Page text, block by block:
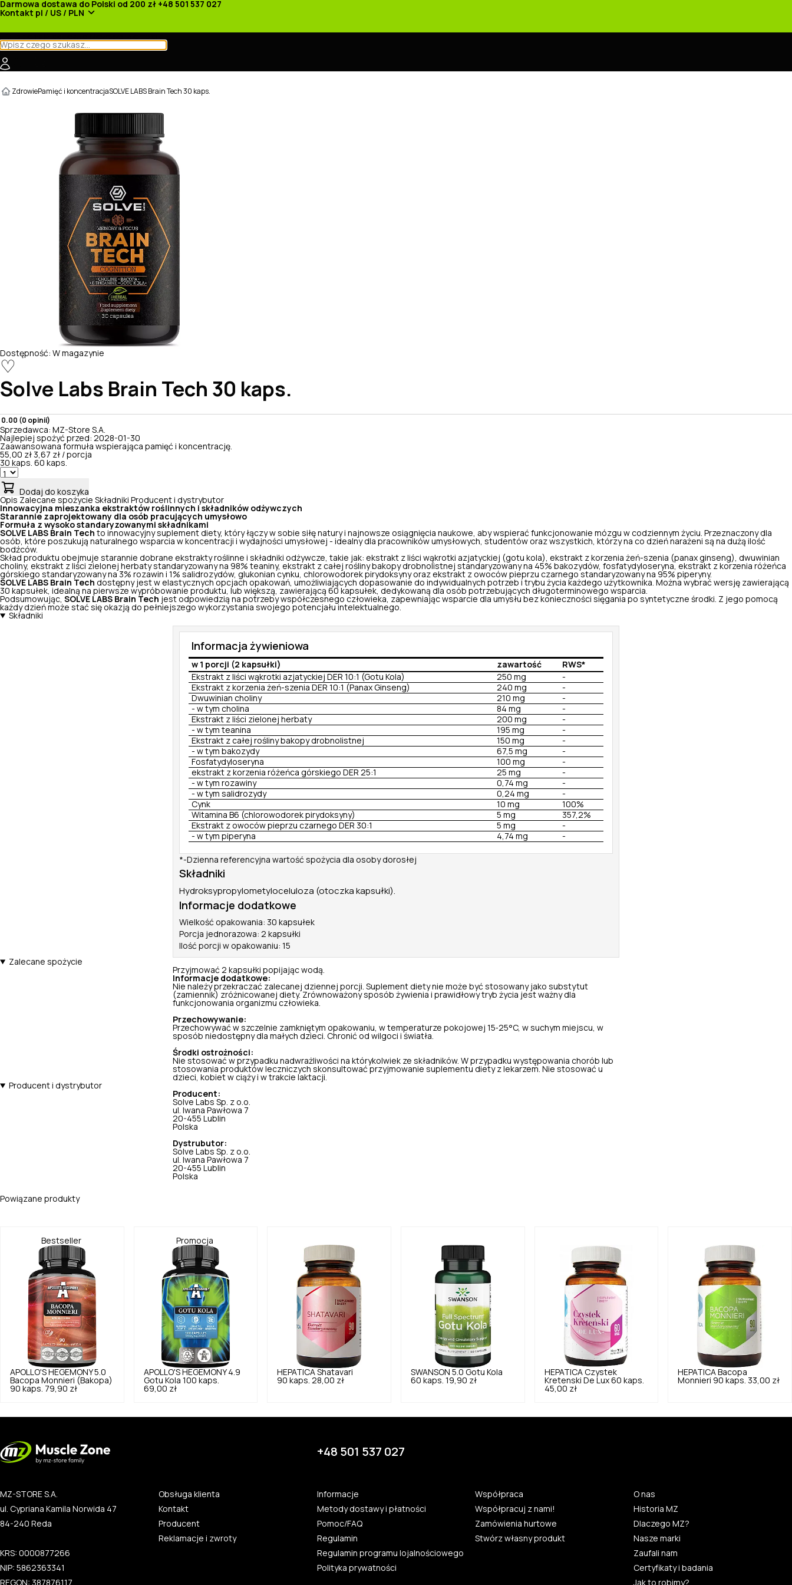
Darmowa dostawa do Polski od 200 zł +48 501 537 027
Kontakt pl / US / PLN
ZdrowiePamięć i koncentracjaSOLVE LABS Brain Tech 30 kaps.
Dostępność: W magazynie
♡
Solve Labs Brain Tech 30 kaps.
0.00 (0 opinii)
Sprzedawca: MZ-Store S.A.
Najlepiej spożyć przed: 2028-01-30
Zaawansowana formuła wspierająca pamięć i koncentrację.
55,00 zł 3,67 zł / porcja
30 kaps. 60 kaps.
Dodaj do koszyka
Opis Zalecane spożycie Składniki Producent i dystrybutor
Innowacyjna mieszanka ekstraktów roślinnych i składników odżywczych
Starannie zaprojektowany dla osób pracujących umysłowo
Formuła z wysoko standaryzowanymi składnikami
SOLVE LABS Brain Tech to innowacyjny suplement diety, który łączy w sobie siłę natury i najnowsze osiągnięcia naukowe, aby wspierać funkcjonowanie mózgu w codziennym życiu. Przeznaczony dla
osób, które poszukują naturalnego wsparcia w koncentracji i wydajności umysłowej - idealny dla pracowników umysłowych, studentów oraz wszystkich, którzy na co dzień narażeni są na dużą ilość
bodźców.
Skład produktu obejmuje starannie dobrane ekstrakty roślinne i składniki odżywcze, takie jak: ekstrakt z liści wąkrotki azjatyckiej (gotu kola), ekstrakt z korzenia żeń-szenia (panax ginseng), dwuwinian
choliny, ekstrakt z liści zielonej herbaty standaryzowany na 98% teaniny, ekstrakt z całej rośliny bakopy drobnolistnej standaryzowany na 45% bakozydów, fosfatydyloseryna, ekstrakt z korzenia różeńca
górskiego standaryzowany na 3% rozawin i 1% salidrozydów, glukonian cynku, chlorowodorek pirydoksyny oraz ekstrakt z owoców pieprzu czarnego standaryzowany na 95% piperyny.
SOLVE LABS Brain Tech dostępny jest w elastycznych opcjach opakowań, umożliwiających dopasowanie do indywidualnych potrzeb i trybu życia każdego użytkownika. Można wybrać wersję zawierającą
30 kapsułek, idealną na pierwsze wypróbowanie produktu, lub większą, zawierającą 60 kapsułek, dedykowaną dla osób potrzebujących długoterminowego wsparcia.
Podsumowując, SOLVE LABS Brain Tech jest odpowiedzią na potrzeby współczesnego człowieka, zapewniając wsparcie dla umysłu bez konieczności sięgania po syntetyczne środki. Z jego pomocą
każdy dzień może stać się okazją do pełniejszego wykorzystania swojego potencjału intelektualnego.
Składniki
Informacja żywieniowa
w 1 porcji (2 kapsułki) zawartość
RWS*
Ekstrakt z liści wąkrotki azjatyckiej DER 10:1 (Gotu Kola)
250 mg
-
Ekstrakt z korzenia żeń-szenia DER 10:1 (Panax Ginseng)
240 mg
-
Dwuwinian choliny
210 mg
-
- w tym cholina
84 mg
-
Ekstrakt z liści zielonej herbaty
200 mg
-
- w tym teanina
195 mg
-
Ekstrakt z całej rośliny bakopy drobnolistnej
150 mg
-
- w tym bakozydy
67,5 mg
-
Fosfatydyloseryna
100 mg
-
ekstrakt z korzenia różeńca górskiego DER 25:1
25 mg
-
- w tym rozawiny
0,74 mg
-
- w tym salidrozydy
0,24 mg
-
Cynk
10 mg
100%
Witamina B6 (chlorowodorek pirydoksyny)
5 mg
357,2%
Ekstrakt z owoców pieprzu czarnego DER 30:1
5 mg
-
- w tym piperyna
4,74 mg -
*-Dzienna referencyjna wartość spożycia dla osoby dorosłej
Składniki
Hydroksypropylometyloceluloza (otoczka kapsułki).
Informacje dodatkowe
Wielkość opakowania: 30 kapsułek
Porcja jednorazowa: 2 kapsułki
Ilość porcji w opakowaniu: 15
Zalecane spożycie
Przyjmować 2 kapsułki popijając wodą.
Informacje dodatkowe:
Nie należy przekraczać zalecanej dziennej porcji. Suplement diety nie może być stosowany jako substytut
(zamiennik) zróżnicowanej diety. Zrównoważony sposób żywienia i prawidłowy tryb życia jest ważny dla
funkcjonowania organizmu człowieka.
Przechowywanie:
Przechowywać w szczelnie zamkniętym opakowaniu, w temperaturze pokojowej 15‑25°C, w suchym miejscu, w
sposób niedostępny dla małych dzieci. Chronić od wilgoci i światła.
Środki ostrożności:
Nie stosować w przypadku nadwrażliwości na którykolwiek ze składników. W przypadku występowania chorób lub
stosowania produktów leczniczych skonsultować przyjmowanie suplementu diety z lekarzem. Nie stosować u
dzieci, kobiet w ciąży i w trakcie laktacji.
Producent i dystrybutor
Producent:
Solve Labs Sp. z o.o.
ul. Iwana Pawłowa 7
20-455 Lublin
Polska
Dystrubutor:
Solve Labs Sp. z o.o.
ul. Iwana Pawłowa 7
20-455 Lublin
Polska
Powiązane produkty
Bestseller
APOLLO'S HEGEMONY 5.0
Bacopa Monnieri (Bakopa)
90 kaps. 79,90 zł
Promocja
APOLLO'S HEGEMONY 4.9
Gotu Kola 100 kaps.
69,00 zł
HEPATICA Shatavari
90 kaps. 28,00 zł
SWANSON 5.0 Gotu Kola
60 kaps. 19,90 zł
HEPATICA Czystek
Kretenski De Lux 60 kaps.
45,00 zł
HEPATICA Bacopa
Monnieri 90 kaps. 33,00 zł
+48 501 537 027
MZ-STORE S.A.
ul. Cypriana Kamila Norwida 47
84-240 Reda
KRS: 0000877266
NIP: 5862363341
REGON: 387876117
Obsługa klienta
Kontakt
Producent
Reklamacje i zwroty
Informacje
Metody dostawy i płatności
Pomoc/FAQ
Regulamin
Regulamin programu lojalnościowego
Polityka prywatności
Współpraca
Współpracuj z nami!
Zamówienia hurtowe
Stwórz własny produkt
O nas
Historia MZ
Dlaczego MZ?
Nasze marki
Zaufali nam
Certyfikaty i badania
Jak to robimy?